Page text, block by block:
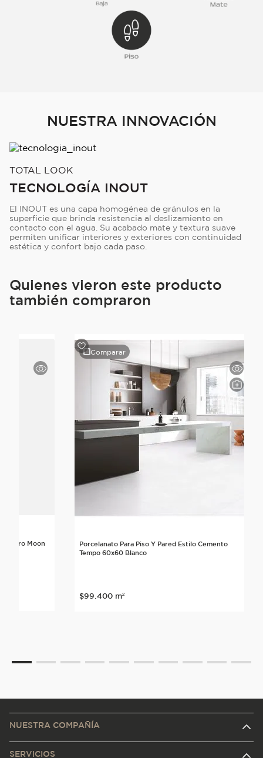
NUESTRA INNOVACIÓN
TOTAL LOOK
TECNOLOGÍA INOUT
El INOUT es una capa homogénea de gránulos en la
superficie que brinda resistencia al deslizamiento en
contacto con el agua. Su acabado mate y textura suave
permiten unificar interiores y exteriores con continuidad
estética y confort bajo cada paso.
Quienes vieron este producto
también compraron
Neutro Moon
Comparar
Porcelanato Para Piso Y Pared Estilo Cemento
Tempo 60x60 Blanco
$99.400 m²
NUESTRA COMPAÑÍA
SERVICIOS